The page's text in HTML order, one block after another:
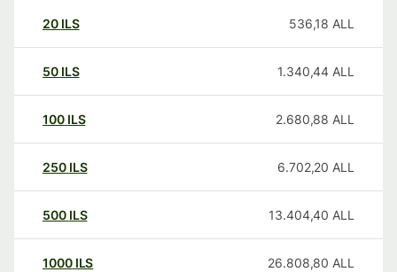
20 ILS 536,18 ALL
50 ILS 1.340,44 ALL
100 ILS 2.680,88 ALL
250 ILS 6.702,20 ALL
500 ILS 13.404,40 ALL
1000 ILS 26.808,80 ALL